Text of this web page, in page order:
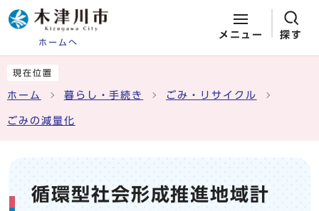
ホームへ
メニュー 探す
現在位置
ホーム 暮らし・手続き ごみ・リサイクル
ごみの減量化
循環型社会形成推進地域計